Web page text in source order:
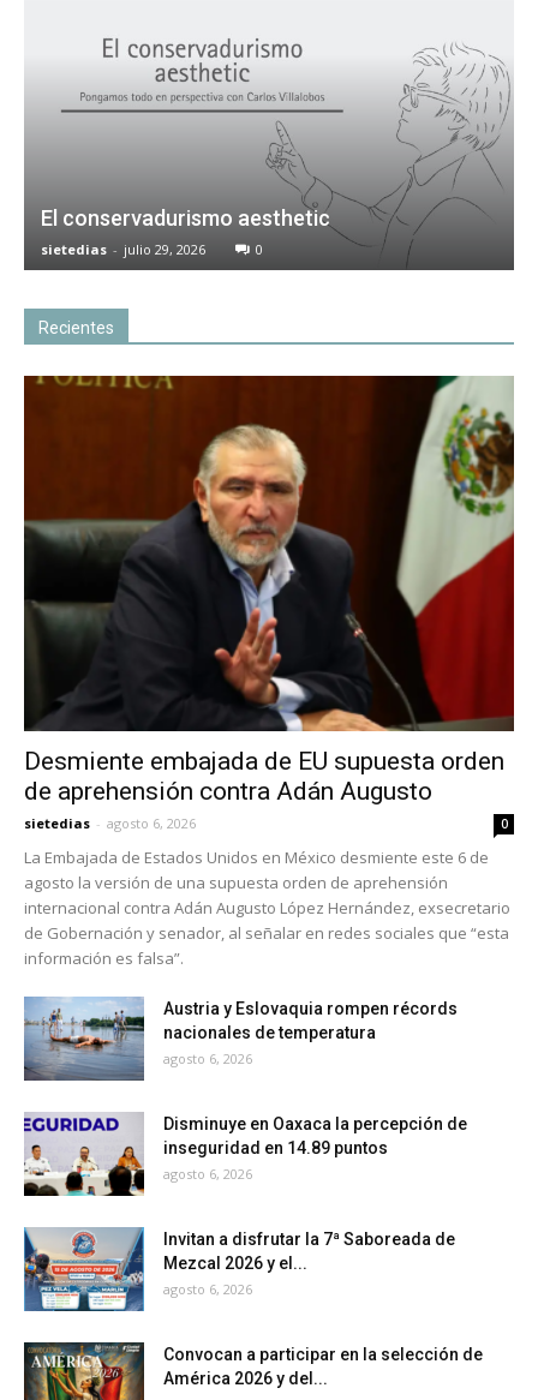
El conservadurismo aesthetic
sietedias - julio 29, 2026 0
Recientes
Desmiente embajada de EU supuesta orden
de aprehensión contra Adán Augusto
sietedias - agosto 6, 2026 0
La Embajada de Estados Unidos en México desmiente este 6 de
agosto la versión de una supuesta orden de aprehensión
internacional contra Adán Augusto López Hernández, exsecretario
de Gobernación y senador, al señalar en redes sociales que “esta
información es falsa”.
Austria y Eslovaquia rompen récords
nacionales de temperatura
agosto 6, 2026
Disminuye en Oaxaca la percepción de
inseguridad en 14.89 puntos
agosto 6, 2026
Invitan a disfrutar la 7ª Saboreada de
Mezcal 2026 y el...
agosto 6, 2026
Convocan a participar en la selección de
América 2026 y del...